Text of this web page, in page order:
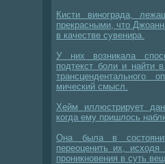
Кисти винограда,
прекрасными, что
в качестве сувенира.
У них возникала
подтекст боли и найти
трансцендентального
мический смысл.
Хейм иллюстрирует
когда ему пришлось
Она была в
переоценить их, исходя
проникновения в суть